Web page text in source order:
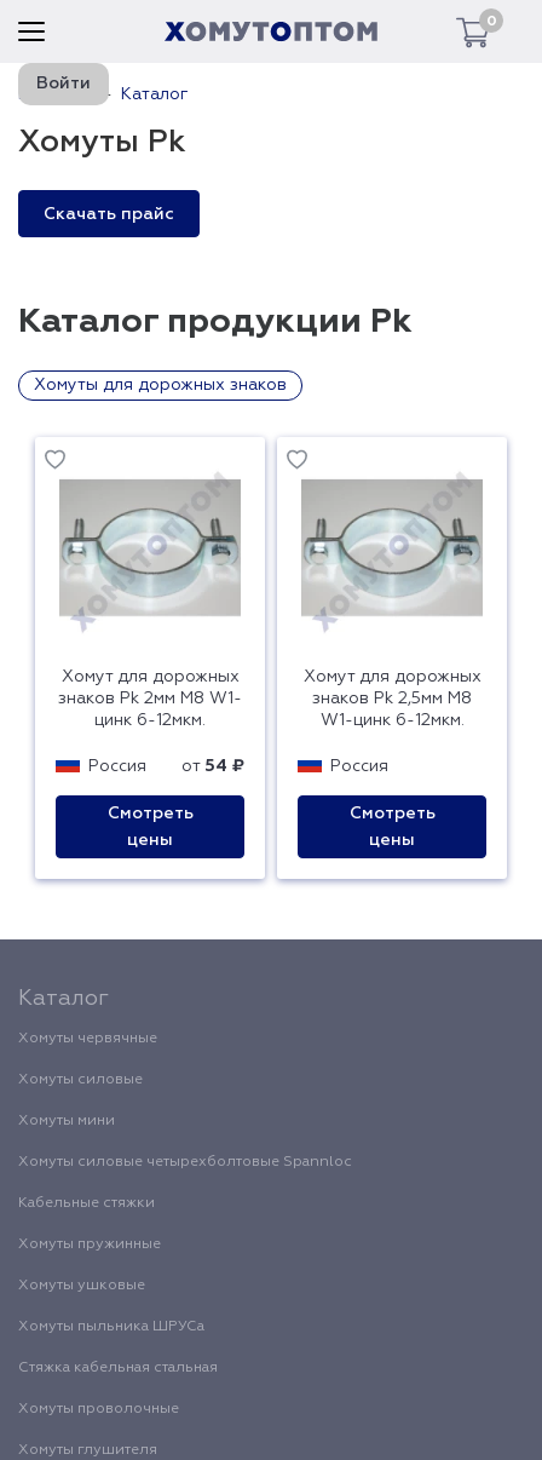
0
Войти
Главная Каталог
Хомуты Pk
Скачать прайс
Каталог продукции Pk
Хомуты для дорожных знаков
Хомут для дорожных
знаков Pk 2мм М8 W1-
цинк 6-12мкм.
Россия от 54 ₽
Смотреть
цены
Хомут для дорожных
знаков Pk 2,5мм М8
W1-цинк 6-12мкм.
Россия
Смотреть
цены
Каталог
Хомуты червячные
Хомуты силовые
Хомуты мини
Хомуты силовые четырехболтовые Spannloc
Кабельные стяжки
Хомуты пружинные
Хомуты ушковые
Хомуты пыльника ШРУСа
Стяжка кабельная стальная
Хомуты проволочные
Хомуты глушителя